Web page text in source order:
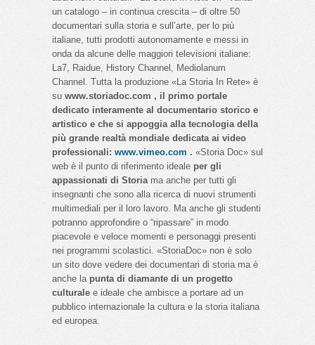
un catalogo – in continua crescita – di oltre 50
documentari sulla storia e sull’arte, per lo più
italiane, tutti prodotti autonomamente e messi in
onda da alcune delle maggiori televisioni italiane:
La7, Raidue, History Channel, Mediolanum
Channel. Tutta la produzione «La Storia In Rete» è
su www.storiadoc.com , il primo portale
dedicato interamente al documentario storico e
artistico e che si appoggia alla tecnologia della
più grande realtà mondiale dedicata ai video
professionali: www.vimeo.com . «Storia Doc» sul
web è il punto di riferimento ideale per gli
appassionati di Storiama anche per tutti gli
insegnanti che sono alla ricerca di nuovi strumenti
multimediali per il loro lavoro. Ma anche gli studenti
potranno approfondire o “ripassare” in modo
piacevole e veloce momenti e personaggi presenti
nei programmi scolastici. «StoriaDoc» non è solo
un sito dove vedere dei documentari di storia ma è
anche la punta di diamante di un progetto
culturale e ideale che ambisce a portare ad un
pubblico internazionale la cultura e la storia italiana
ed europea.